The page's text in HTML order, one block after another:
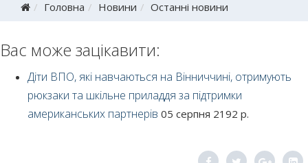
Головна Новини Останні новини
Вас може зацікавити:
Діти ВПО, які навчаються на Вінниччині, отримують
рюкзаки та шкільне приладдя за підтримки
американських партнерів 05 серпня 2192 р.